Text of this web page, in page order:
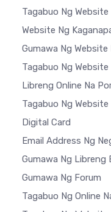
Tagabuo Ng
Website Ng
Gumawa Ng Website
Tagabuo Ng Website
Libreng Online Na
Tagabuo Ng
Digital Card
Email Address Ng
Gumawa Ng Libreng
Gumawa Ng Forum
Tagabuo Ng Online